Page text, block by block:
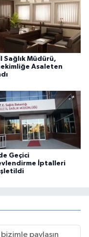
Sağlık Müdürü,
Asaleten
Geçici
İptalleri